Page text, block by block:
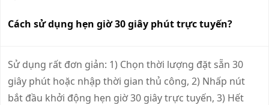
Cách sử dụng hẹn giờ 30 giây phút trực tuyến?
Sử dụng rất đơn giản: 1) Chọn thời lượng đặt sẵn 30
giây phút hoặc nhập thời gian thủ công, 2) Nhấp nút
bắt đầu khởi động hẹn giờ 30 giây trực tuyến, 3) Hết